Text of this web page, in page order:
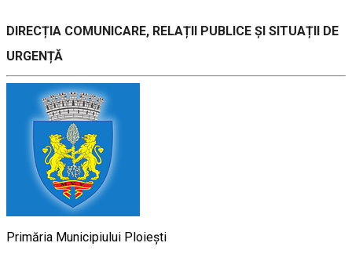
DIRECȚIA COMUNICARE, RELAȚII PUBLICE ȘI SITUAȚII DE
URGENȚĂ
Primăria Municipiului Ploiești